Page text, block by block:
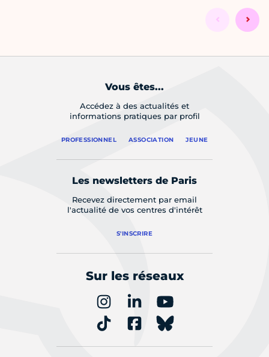
Vous êtes...
Accédez à des actualités et
informations pratiques par profil
PROFESSIONNEL ASSOCIATION JEUNE
Les newsletters de Paris
Recevez directement par email
l'actualité de vos centres d'intérêt
S'INSCRIRE
Sur les réseaux